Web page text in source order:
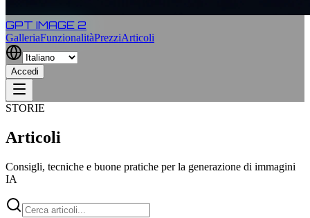
GPT IMAGE 2
GalleriaFunzionalitàPrezziArticoli
Accedi
STORIE
Articoli
Consigli, tecniche e buone pratiche per la generazione di immagini
IA